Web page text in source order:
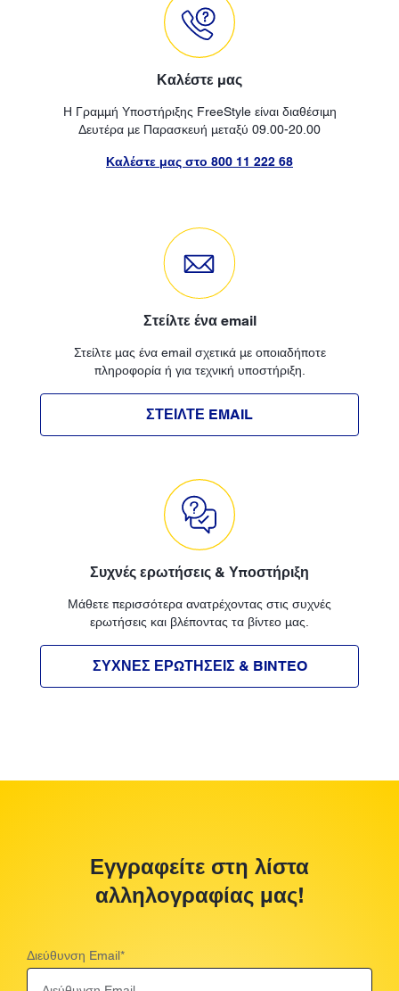
Καλέστε μας
Η Γραμμή Υποστήριξης FreeStyle είναι διαθέσιμη
Δευτέρα με Παρασκευή μεταξύ 09.00-20.00
Καλέστε μας στο 800 11 222 68
Στείλτε ένα email
Στείλτε μας ένα email σχετικά με οποιαδήποτε
πληροφορία ή για τεχνική υποστήριξη.
ΣΤΕΙΛΤΕ EMAIL
Συχνές ερωτήσεις & Υποστήριξη
Μάθετε περισσότερα ανατρέχοντας στις συχνές
ερωτήσεις και βλέποντας τα βίντεο μας.
ΣΥΧΝΕΣ ΕΡΩΤΗΣΕΙΣ & BINTEO
Εγγραφείτε στη λίστα
αλληλογραφίας μας!
Διεύθυνση Email*